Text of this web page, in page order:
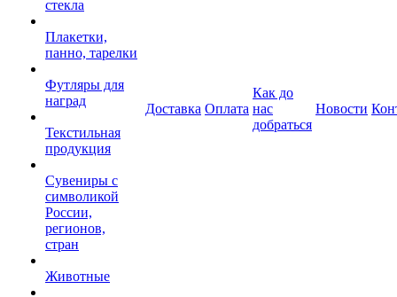
стекла
Плакетки,
панно, тарелки
Футляры для
наград
Текстильная
продукция
Сувениры с
символикой
России,
регионов,
стран
Животные
Доставка Оплата
Как до
нас
добраться
Новости